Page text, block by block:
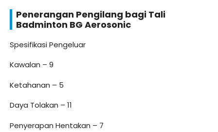
Penerangan Pengilang bagi Tali
Badminton BG Aerosonic
Spesifikasi Pengeluar
Kawalan – 9
Ketahanan – 5
Daya Tolakan – 11
Penyerapan Hentakan – 7